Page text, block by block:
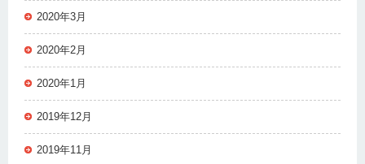
2020年3月
2020年2月
2020年1月
2019年12月
2019年11月